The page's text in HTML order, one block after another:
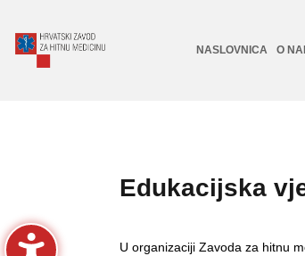
NASLOVNICA O
Edukacijska
U organizaciji Zavoda za hitnu